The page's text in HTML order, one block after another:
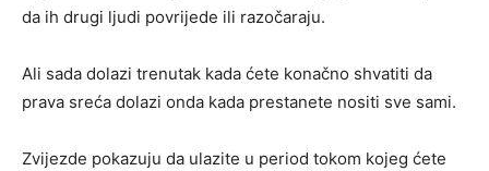
da ih drugi ljudi povrijede ili razočaraju.
Ali sada dolazi trenutak kada ćete konačno shvatiti da
prava sreća dolazi onda kada prestanete nositi sve sami.
Zvijezde pokazuju da ulazite u period tokom kojeg ćete